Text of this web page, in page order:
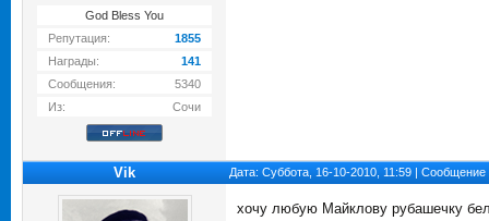
God Bless You
Репутация:
1855
Награды:
141
Сообщения:
5340
Из:
Сочи
Vik Дата: Суббота, 16-10-2010, 11:59 |
хочу любую Майклову рубашечку